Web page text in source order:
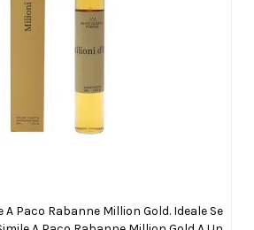
Paco Rabanne Million Gold. Ideale Se